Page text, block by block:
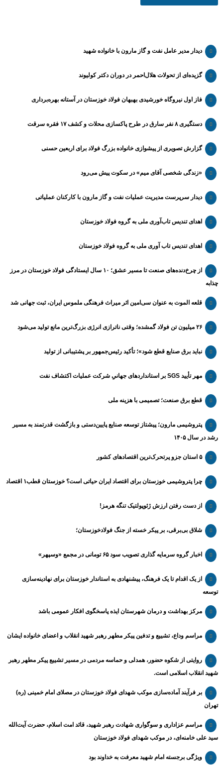
دیدار مدیر عامل نفت و گاز مارون با خانواده شهید
گزیده‌ای از تحولات هلال‌احمر در دوران دکتر کولیوند
فاز اول نیروگاه خورشیدی بهبهان فولاد خوزستان در آستانه بهره‌برداری
دستگیری ۸ نفر سارق در طرح پاکسازی محلات و کشف ۱۷ فقره سرقت
گزارش تصویری از پیشوازی خانواده بزرگ فولاد برای اربعین حسنی
«زندگی شخصی آقای میم» در سکوت پیش می‌رود
دیدار سرپرست مدیریت عملیات نفت و گاز مارون با کارکنان عملیاتی
اهدای تندیس تاب‌آوری ملی به گروه فولاد خوزستان
اهدای تندیس تاب آوری ملی به گروه فولاد خوزستان
از چرخ‌دنده‌های صنعت تا مسیر عشق؛ ۱۰ سال ایستادگی فولاد خوزستان در مرز
چذابه
قلعه الموت به عنوان سی‌امین اثر میراث‌ فرهنگی ملموس ایران، ثبت جهانی شد
۲۶ میلیون تن فولاد گمشده؛ وقتی ناترازی انرژی بزرگ‌ترین مانع تولید می‌شود
نباید برق صنایع قطع شود»؛ تأکید رئیس‌جمهور بر پشتیبانی از تولید
مهر تأیید SGS بر استانداردهای جهانیِ شرکت عملیات اکتشاف نفت
قطع برق صنعت؛ تصمیمی با هزینه ملی
پتروشیمی مارون؛ پیشتاز توسعه صنایع پایین‌دستی و بازگشت قدرتمند به مسیر
رشد در سال ۱۴۰۵
۵ استان جزو پرتحرک‌ترین اقتصاد‌های کشور
چرا پتروشیمی خوزستان برای اقتصاد ایران حیاتی است؟ خوزستان قطب۱ اقتصاد
از دست رفتن ارزش ژئوپولتیک تنگه هرمز!
شلاق‌ بی‌برقی، بر پیکر خسته‌ از جنگ فولادخوزستان؛
اخبار گروه سرمایه گذاری تصویب سود ۶۵ تومانی در مجمع «وسپهر»
از یک اقدام تا یک فرهنگ، پیشنهادی به استاندار خوزستان برای نهادینه‌سازی
توسعه
مرکز بهداشت و درمان شهرستان ایذه پاسخگوی افکار عمومی باشد
مراسم وداع، تشییع و تدفین پیکر مطهر رهبر شهید انقلاب و اعضای خانواده ایشان
روایتی از شکوه حضور، همدلی و حماسه مردمی در مسیر تشییع پیکر مطهر رهبر
شهید انقلاب اسلامی است.
بر فرآیند آماده‌سازی موکب شهدای فولاد خوزستان در مصلای امام خمینی (ره)
تهران
مراسم عزاداری و سوگواری شهادت رهبر شهید، قائد امت اسلام، حضرت آیت‌الله
سید علی خامنه‌ای، در موکب شهدای فولاد خوزستان
ویژگی برجسته امام شهید معرفت به خداوند بود